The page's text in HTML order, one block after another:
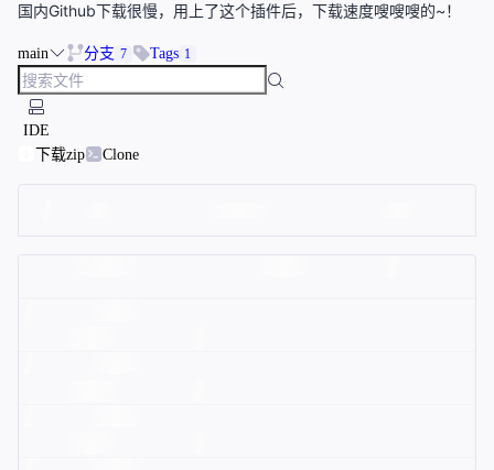
国内Github下载很慢，用上了这个插件后，下载速度嗖嗖嗖的~！
main 分支 7 Tags 1
IDE
下载zip
Clone